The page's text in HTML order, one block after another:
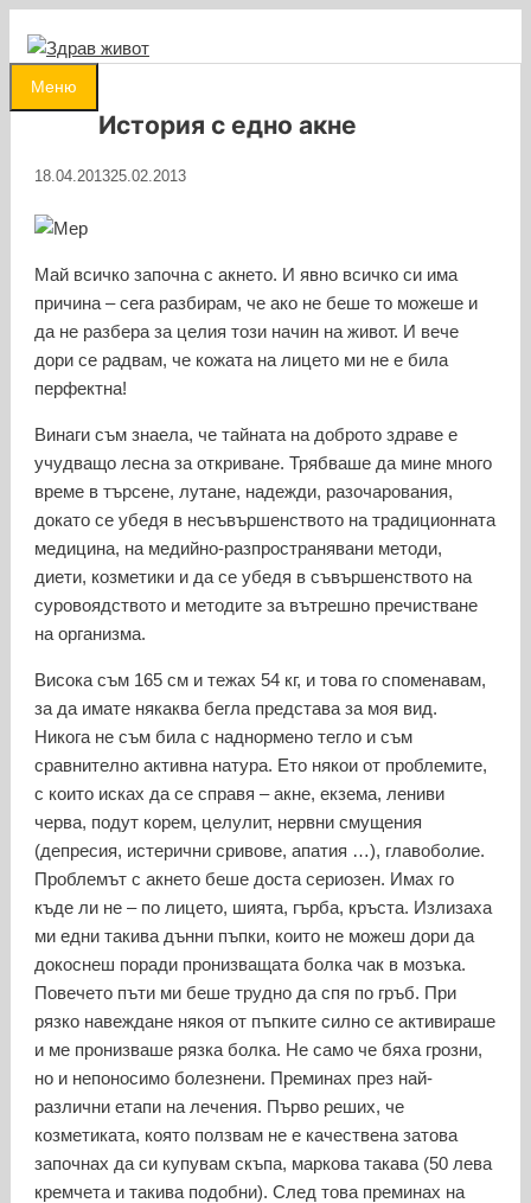
съдържанието
Меню
История с едно акне
18.04.201325.02.2013
Май всичко започна с акнето. И явно всичко си има
причина – сега разбирам, че ако не беше то можеше и
да не разбера за целия този начин на живот. И вече
дори се радвам, че кожата на лицето ми не е била
перфектна!
Винаги съм знаела, че тайната на доброто здраве е
учудващо лесна за откриване. Трябваше да мине много
време в търсене, лутане, надежди, разочарования,
докато се убедя в несъвършенството на традиционната
медицина, на медийно-разпространявани методи,
диети, козметики и да се убедя в съвършенството на
суровоядството и методите за вътрешно пречистване
на организма.
Висока съм 165 см и тежах 54 кг, и това го споменавам,
за да имате някаква бегла представа за моя вид.
Никога не съм била с наднормено тегло и съм
сравнително активна натура. Ето някои от проблемите,
с които исках да се справя – акне, екзема, лениви
черва, подут корем, целулит, нервни смущения
(депресия, истерични сривове, апатия …), главоболие.
Проблемът с акнето беше доста сериозен. Имах го
къде ли не – по лицето, шията, гърба, кръста. Излизаха
ми едни такива дънни пъпки, които не можеш дори да
докоснеш поради пронизващата болка чак в мозъка.
Повечето пъти ми беше трудно да спя по гръб. При
рязко навеждане някоя от пъпките силно се активираше
и ме пронизваше рязка болка. Не само че бяха грозни,
но и непоносимо болезнени. Преминах през най-
различни етапи на лечения. Първо реших, че
козметиката, която ползвам не е качествена затова
започнах да си купувам скъпа, маркова такава (50 лева
кремчета и такива подобни). След това преминах на